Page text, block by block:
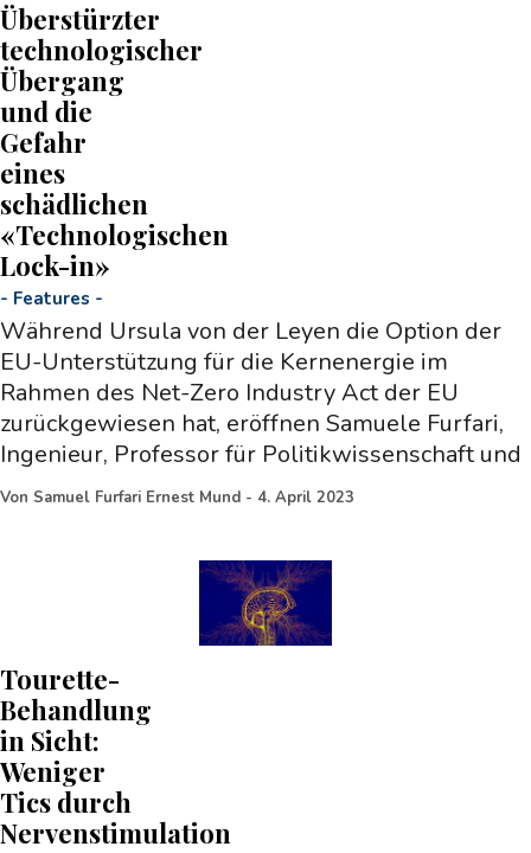
Überstürzter
technologischer
Übergang
und die
Gefahr
eines
schädlichen
«Technologischen
Lock-in»
- Features -
Während Ursula von der Leyen die Option der
EU-Unterstützung für die Kernenergie im
Rahmen des Net-Zero Industry Act der EU
zurückgewiesen hat, eröffnen Samuele Furfari,
Ingenieur, Professor für Politikwissenschaft und
Von Samuel Furfari Ernest Mund - 4. April 2023
Tourette-
Behandlung
in Sicht:
Weniger
Tics durch
Nervenstimulation